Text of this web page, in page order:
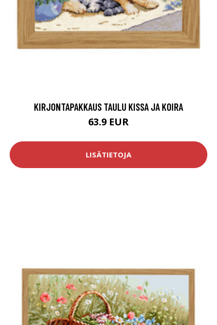
KIRJONTAPAKKAUS TAULU KISSA JA KOIRA
63.9 EUR
LISÄTIETOJA